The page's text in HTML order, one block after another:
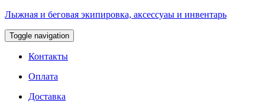
Лыжная и беговая экипировка, аксессуаы и инвентарь
Toggle navigation
Контакты
Оплата
Доставка